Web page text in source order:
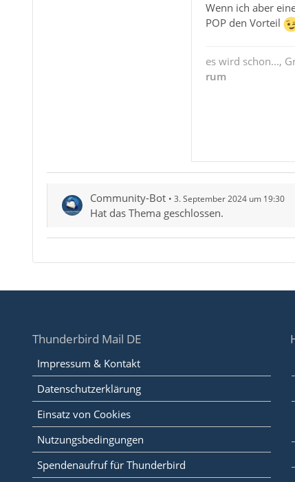
Wenn ich aber
POP den Vorteil
es wird schon...,
rum
Community-Bot 3. September 2024 um 19:30
Hat das Thema geschlossen.
Thunderbird Mail DE
Impressum & Kontakt
Datenschutzerklärung
Einsatz von Cookies
Nutzungsbedingungen
Spendenaufruf für Thunderbird